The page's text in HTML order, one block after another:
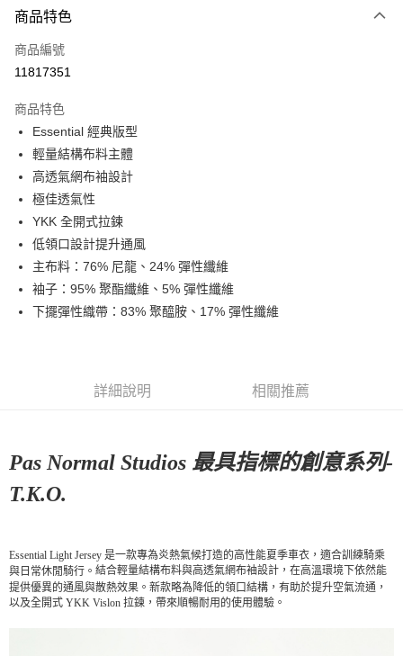
LINE Pay
Apple Pay
運送方式
全家店到店
每筆NT$80，滿NT$10,000(含以上)免運費
付款後全家取貨
每筆NT$80，滿NT$10,000(含以上)免運費
7-11店到店
每筆NT$80，滿NT$10,000(含以上)免運費
商品特色
商品編號
11817351
商品特色
Essential 經典版型
輕量結構布料主體
高透氣網布袖設計
極佳透氣性
YKK 全開式拉鍊
低領口設計提升通風
主布料：76% 尼龍、24% 彈性纖維
袖子：95% 聚酯纖維、5% 彈性纖維
下擺彈性織帶：83% 聚醯胺、17% 彈性纖維
詳細說明 相關推薦
Pas Normal Studios 最具指標的創意系列-
T.K.O.
Essential Light Jersey 是一款專為炎熱氣候打造的高性能夏季車衣，適合訓練騎乘
與日常休閒騎行。 結合輕量結構布料與高透氣網布袖設計，在高溫環境下依然能
提供優異的通風與散熱效果。新款略為降低的領口結構，有助於提升空氣流通，
以及全開式 YKK Vislon 拉鍊，帶來順暢耐用的使用體驗。